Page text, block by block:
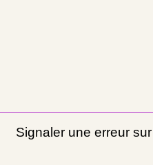
Signaler une erreur